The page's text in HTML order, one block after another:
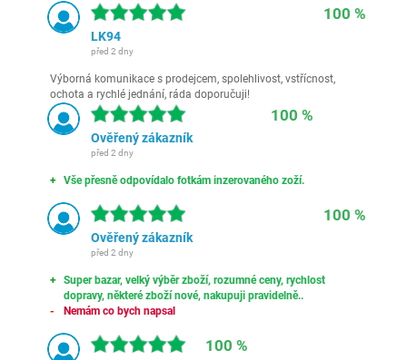
100 %
LK94
před 2 dny
Výborná komunikace s prodejcem, spolehlivost, vstřícnost,
ochota a rychlé jednání, ráda doporučuji!
100 %
Ověřený zákazník
před 2 dny
Vše přesně odpovídalo fotkám inzerovaného zoží.
100 %
Ověřený zákazník
před 2 dny
Super bazar, velký výběr zboží, rozumné ceny, rychlost
dopravy, některé zboží nové, nakupuji pravidelně..
Nemám co bych napsal
100 %